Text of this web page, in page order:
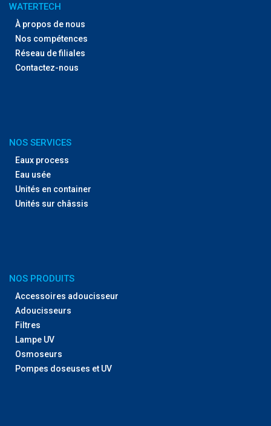
WATERTECH
À propos de nous
Nos compétences
Réseau de filiales
Contactez-nous
NOS SERVICES
Eaux process
Eau usée
Unités en container
Unités sur châssis
NOS PRODUITS
Accessoires adoucisseur
Adoucisseurs
Filtres
Lampe UV
Osmoseurs
Pompes doseuses et UV